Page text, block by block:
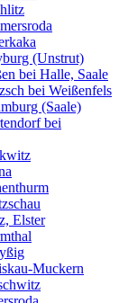
(Unstrut)
bei Halle, Saale
bei Weißenfels
(Saale)
bei
Elster
Muckern